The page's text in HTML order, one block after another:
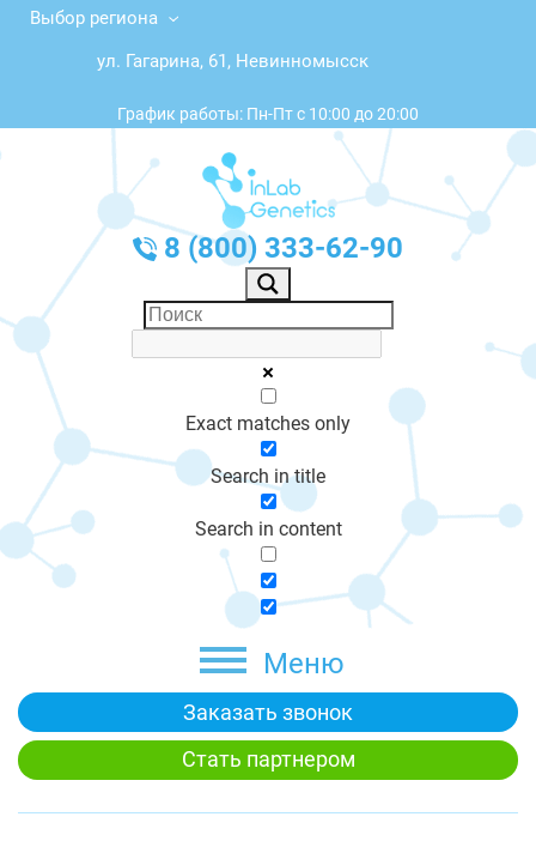
Выбор региона
ул. Гагарина, 61, Невинномысск
График работы: Пн-Пт с 10:00 до 20:00
8 (800) 333-62-90
Exact matches only
Search in title
Search in content
Меню
Заказать звонок
Стать партнером